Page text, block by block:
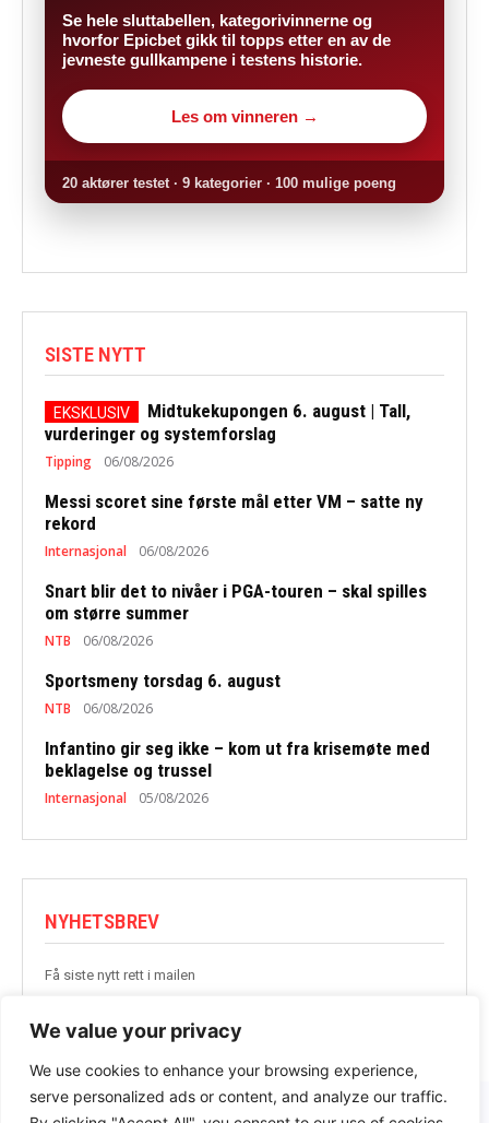
We value your privacy
We use cookies to enhance your browsing experience,
serve personalized ads or content, and analyze our traffic.
Se hele sluttabellen, kategorivinnerne og
hvorfor Epicbet gikk til topps etter en av de
jevneste gullkampene i testens historie.
Les om vinneren →
20 aktører testet · 9 kategorier · 100 mulige poeng
SISTE NYTT
Midtukekupongen 6. august | Tall,
vurderinger og systemforslag
Tipping 06/08/2026
Messi scoret sine første mål etter VM – satte ny
rekord
Internasjonal 06/08/2026
Snart blir det to nivåer i PGA-touren – skal spilles
om større summer
NTB 06/08/2026
Sportsmeny torsdag 6. august
NTB 06/08/2026
Infantino gir seg ikke – kom ut fra krisemøte med
beklagelse og trussel
Internasjonal 05/08/2026
NYHETSBREV
Få siste nytt rett i mailen